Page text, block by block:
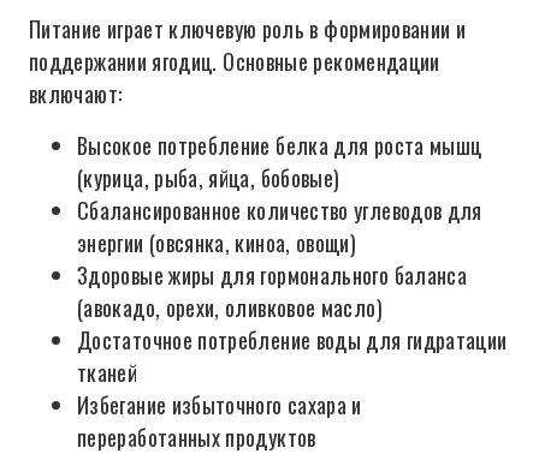
Питание играет ключевую роль в формировании и
поддержании ягодиц. Основные рекомендации
включают:
Высокое потребление белка для роста мышц
(курица, рыба, яйца, бобовые)
Сбалансированное количество углеводов для
энергии (овсянка, киноа, овощи)
Здоровые жиры для гормонального баланса
(авокадо, орехи, оливковое масло)
Достаточное потребление воды для гидратации
тканей
Избегание избыточного сахара и
переработанных продуктов